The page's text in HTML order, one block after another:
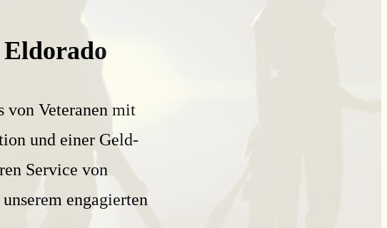
Eldorado
von Veteranen mit
und einer Geld-
Service von
engagierten